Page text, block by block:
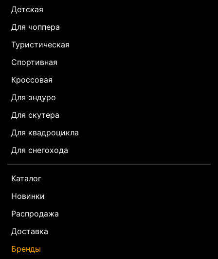
Детская
Для чоппера
Туристическая
Спортивная
Кроссовая
Для эндуро
Для скутера
Для квадроцикла
Для снегохода
Каталог
Новинки
Распродажа
Доставка
Бренды